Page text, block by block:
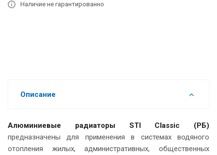
Наличие не гарантированно
Описание
Алюминиевые радиаторы STI Classic (РБ)
предназначены для применения в системах водяного
отопления жилых, административных, общественных